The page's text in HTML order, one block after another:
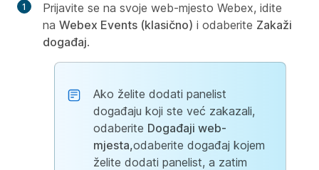
Prijavite se na svoje web-mjesto Webex, idite
na Webex Events (klasično) i odaberite Zakaži
događaj.
Ako želite dodati panelist
događaju koji ste već zakazali,
odaberite Događaji web-
mjesta,odaberite događaj kojem
želite dodati panelist, a zatim